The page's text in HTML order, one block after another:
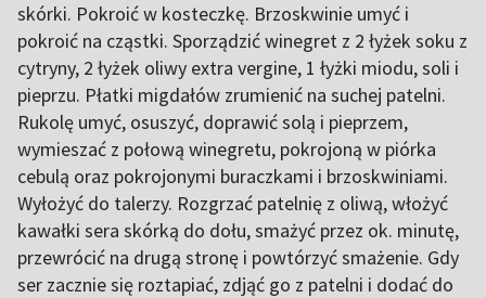
skórki. Pokroić w kosteczkę. Brzoskwinie umyć i
pokroić na cząstki. Sporządzić winegret z 2 łyżek soku z
cytryny, 2 łyżek oliwy extra vergine, 1 łyżki miodu, soli i
pieprzu. Płatki migdałów zrumienić na suchej patelni.
Rukolę umyć, osuszyć, doprawić solą i pieprzem,
wymieszać z połową winegretu, pokrojoną w piórka
cebulą oraz pokrojonymi buraczkami i brzoskwiniami.
Wyłożyć do talerzy. Rozgrzać patelnię z oliwą, włożyć
kawałki sera skórką do dołu, smażyć przez ok. minutę,
przewrócić na drugą stronę i powtórzyć smażenie. Gdy
ser zacznie się roztapiać, zdjąć go z patelni i dodać do